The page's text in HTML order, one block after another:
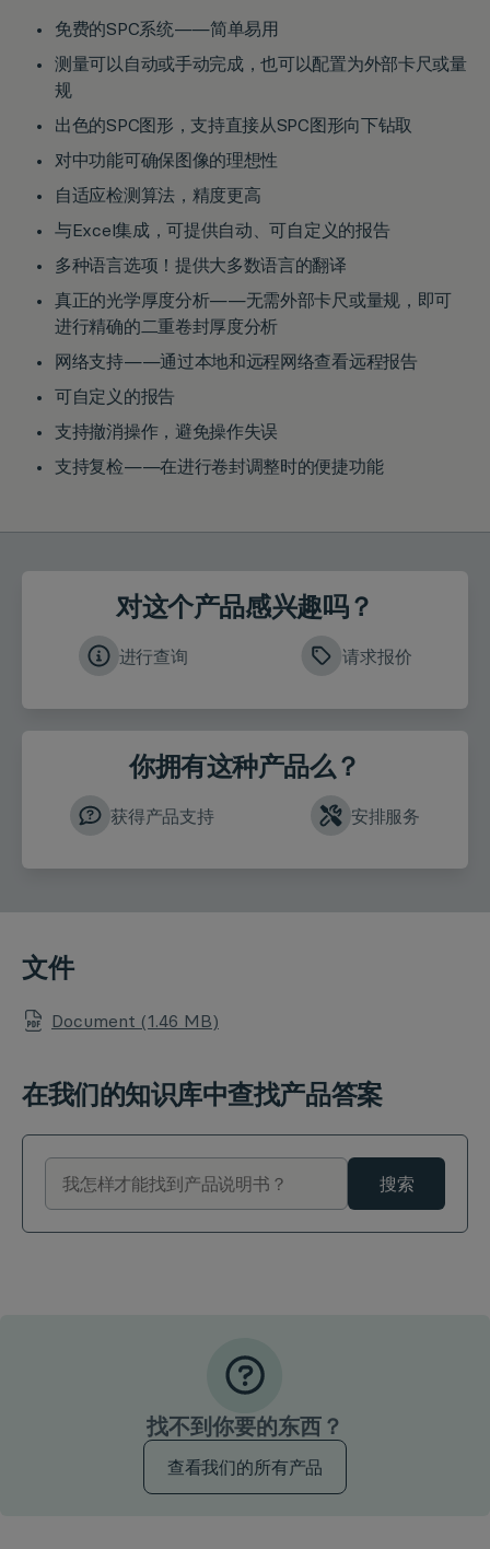
免费的SPC系统——简单易用
测量可以自动或手动完成，也可以配置为外部卡尺或量
规
出色的SPC图形，支持直接从SPC图形向下钻取
对中功能可确保图像的理想性
自适应检测算法，精度更高
与Excel集成，可提供自动、可自定义的报告
多种语言选项！提供大多数语言的翻译
真正的光学厚度分析——无需外部卡尺或量规，即可
进行精确的二重卷封厚度分析
网络支持——通过本地和远程网络查看远程报告
可自定义的报告
支持撤消操作，避免操作失误
支持复检——在进行卷封调整时的便捷功能
对这个产品感兴趣吗？
进行查询 请求报价
你拥有这种产品么？
获得产品支持 安排服务
文件
Document (1.46 MB)
在我们的知识库中查找产品答案
搜索
找不到你要的东西？
查看我们的所有产品